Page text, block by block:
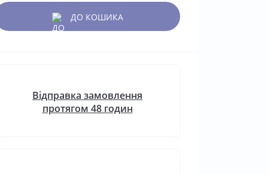
ДО КОШИКА
Відправка замовлення
протягом 48 годин